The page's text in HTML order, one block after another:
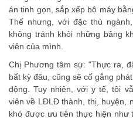
án tinh gọn, sắp xếp bộ máy
Thế nhưng, với đặc thù
không tránh khỏi những bâng
viên của mình.
Chị Phương tâm sự: "Thực ra,
bất kỳ đâu, cũng sẽ cố gắng
động. Tuy nhiên, với y tế, tôi
viên về LĐLĐ thành, thị, huyện,
khó được ưu tiên thực hiện như